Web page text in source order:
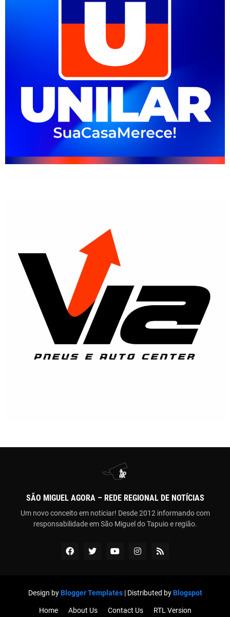
SÃO MIGUEL AGORA – REDE REGIONAL DE NOTÍCIAS
Um novo conceito em noticiar! Desde 2012 informando com
responsabilidade em São Miguel do Tapuio e região.
Design byBlogger Templates| Distributed byBlogspot
Home About Us Contact Us RTL Version